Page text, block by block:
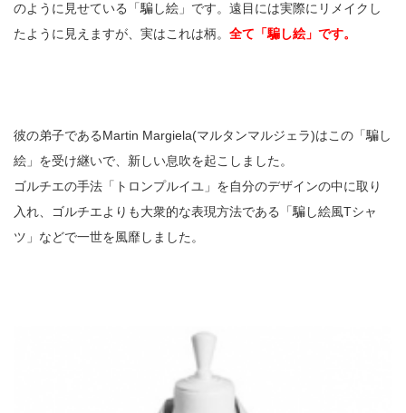
のように見せている「騙し絵」です。遠目には実際にリメイクし
たように見えますが、実はこれは柄。 全て「騙し絵」です。
彼の弟子であるMartin Margiela(マルタンマルジェラ)はこの「騙し
絵」を受け継いで、新しい息吹を起こしました。
ゴルチエの手法「トロンプルイユ」を自分のデザインの中に取り
入れ、ゴルチエよりも大衆的な表現方法である「騙し絵風Tシャ
ツ」などで一世を風靡しました。